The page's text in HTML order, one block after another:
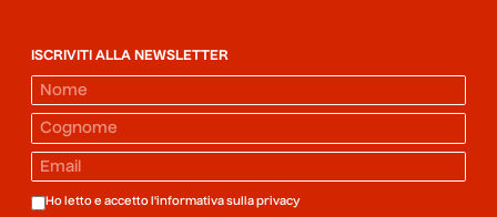
ISCRIVITI ALLA NEWSLETTER
Ho letto e accetto l'informativa sulla privacy